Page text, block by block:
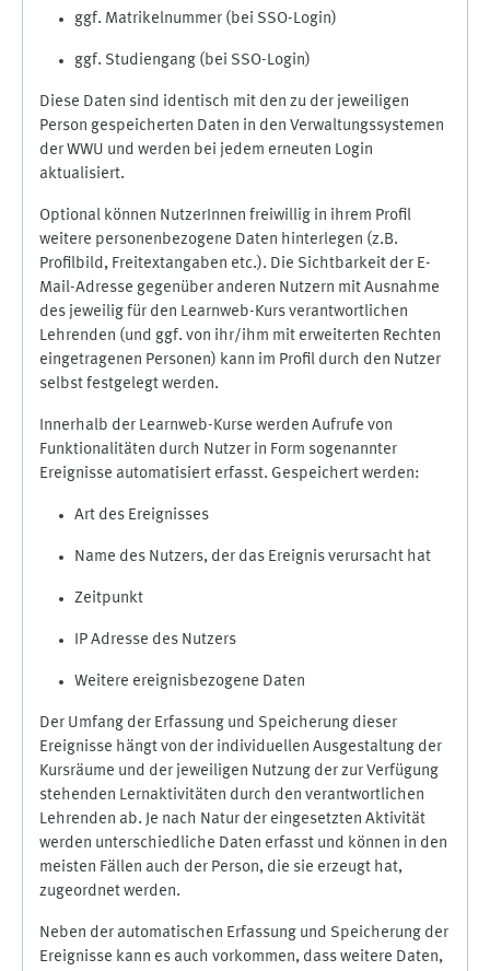
ggf. Matrikelnummer (bei SSO-Login)
ggf. Studiengang (bei SSO-Login)
Diese Daten sind identisch mit den zu der jeweiligen
Person gespeicherten Daten in den Verwaltungssystemen
der WWU und werden bei jedem erneuten Login
aktualisiert.
Optional können NutzerInnen freiwillig in ihrem Profil
weitere personenbezogene Daten hinterlegen (z.B.
Profilbild, Freitextangaben etc.). Die Sichtbarkeit der E-
Mail-Adresse gegenüber anderen Nutzern mit Ausnahme
des jeweilig für den Learnweb-Kurs verantwortlichen
Lehrenden (und ggf. von ihr/ihm mit erweiterten Rechten
eingetragenen Personen) kann im Profil durch den Nutzer
selbst festgelegt werden.
Innerhalb der Learnweb-Kurse werden Aufrufe von
Funktionalitäten durch Nutzer in Form sogenannter
Ereignisse automatisiert erfasst. Gespeichert werden:
Art des Ereignisses
Name des Nutzers, der das Ereignis verursacht hat
Zeitpunkt
IP Adresse des Nutzers
Weitere ereignisbezogene Daten
Der Umfang der Erfassung und Speicherung dieser
Ereignisse hängt von der individuellen Ausgestaltung der
Kursräume und der jeweiligen Nutzung der zur Verfügung
stehenden Lernaktivitäten durch den verantwortlichen
Lehrenden ab. Je nach Natur der eingesetzten Aktivität
werden unterschiedliche Daten erfasst und können in den
meisten Fällen auch der Person, die sie erzeugt hat,
zugeordnet werden.
Neben der automatischen Erfassung und Speicherung der
Ereignisse kann es auch vorkommen, dass weitere Daten,